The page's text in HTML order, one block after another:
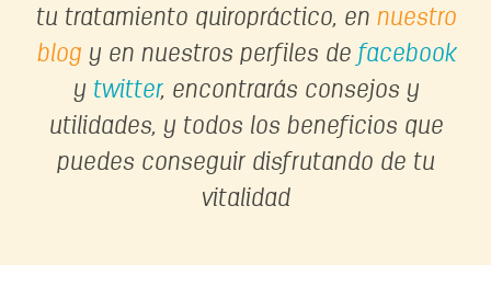
tu tratamiento quiropráctico, en nuestro
blogy en nuestros perfiles de facebook
y twitter, encontrarás consejos y
utilidades, y todos los beneficios que
puedes conseguir disfrutando de tu
vitalidad